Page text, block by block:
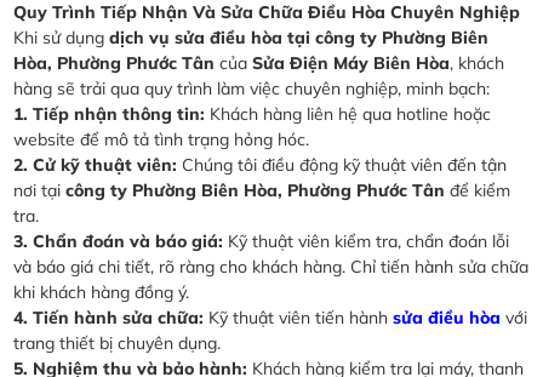
Quy Trình Tiếp Nhận Và Sửa Chữa Điều Hòa Chuyên Nghiệp
Khi sử dụngdịch vụ sửa điều hòa tại công ty Phường Biên
Hòa, Phường Phước Tân củaSửa Điện Máy Biên Hòa, khách
hàng sẽ trải qua quy trình làm việc chuyên nghiệp, minh bạch:
1. Tiếp nhận thông tin: Khách hàng liên hệ qua hotline hoặc
website để mô tả tình trạng hỏng hóc.
2. Cử kỹ thuật viên: Chúng tôi điều động kỹ thuật viên đến tận
nơi tạicông ty Phường Biên Hòa, Phường Phước Tân để kiểm
tra.
3. Chẩn đoán và báo giá: Kỹ thuật viên kiểm tra, chẩn đoán lỗi
và báo giá chi tiết, rõ ràng cho khách hàng. Chỉ tiến hành sửa chữa
khi khách hàng đồng ý.
4. Tiến hành sửa chữa: Kỹ thuật viên tiến hànhsửa điều hòa với
trang thiết bị chuyên dụng.
5. Nghiệm thu và bảo hành: Khách hàng kiểm tra lại máy, thanh